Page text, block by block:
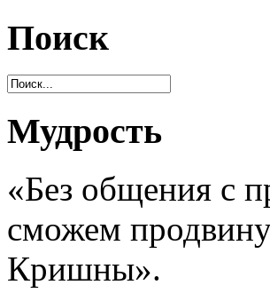
Поиск
Мудрость
«Без общения с
сможем
Кришны».